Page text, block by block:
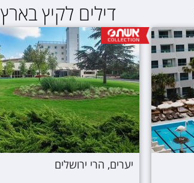
דילים לקיץ בארץ
יערים, הרי ירושלים